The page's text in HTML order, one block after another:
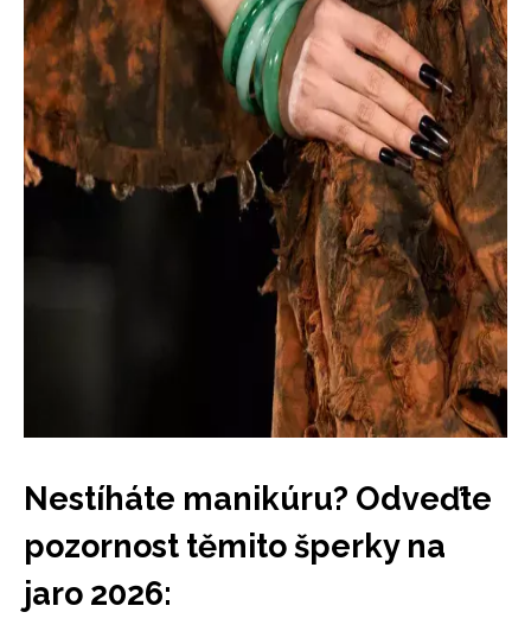
Nestíháte manikúru? Odveďte
pozornost těmito šperky na
jaro 2026: